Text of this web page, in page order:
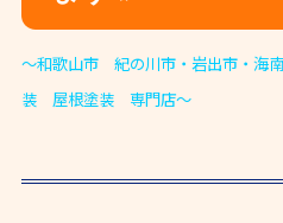
～和歌山市 紀の川市・岩出市・海南
装 屋根塗装 専門店～